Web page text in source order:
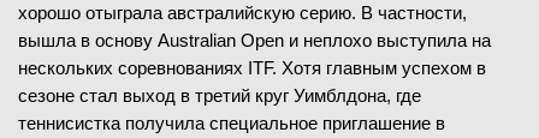
хорошо отыграла австралийскую серию. В частности,
вышла в основу Australian Open и неплохо выступила на
нескольких соревнованиях ITF. Хотя главным успехом в
сезоне стал выход в третий круг Уимблдона, где
теннисистка получила специальное приглашение в